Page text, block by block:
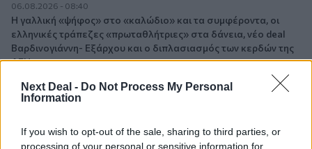
Next Deal - Do Not Process My Personal
Information
If you wish to opt-out of the sale, sharing to third parties, or
processing of your personal or sensitive information for
06.08.2026 - 08:40
Η γαλλική «ψήφος» στο «καλώδιο» και τα συμφέροντα, οι
ελληνικές τράπεζες «πρωταθλήτριες» στα δάνεια, νέο deal
Βαρδινογιάννη- Εξάρχου και ο διπλασιασμός των κερδών της
ΔΕΗ
05.08.2026 - 13:37
Πάρκινσον»